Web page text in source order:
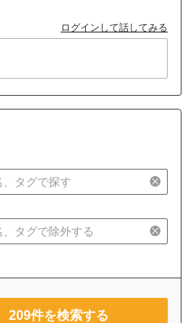
ログインして話してみる
209件を検索する